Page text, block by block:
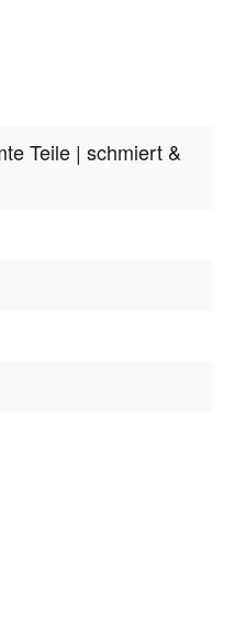
Teile | schmiert &